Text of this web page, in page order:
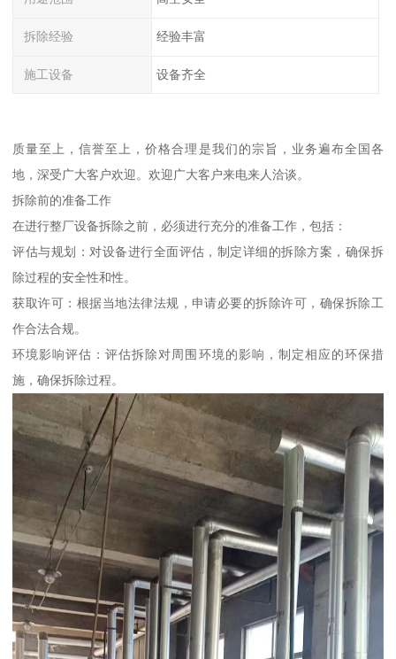
拆除经验 经验丰富
施工设备 设备齐全
质量至上，信誉至上，价格合理是我们的宗旨，业务遍布全国各
地，深受广大客户欢迎。欢迎广大客户来电来人洽谈。
拆除前的准备工作
在进行整厂设备拆除之前，必须进行充分的准备工作，包括：
评估与规划：对设备进行全面评估，制定详细的拆除方案，确保拆
除过程的安全性和性。
获取许可：根据当地法律法规，申请必要的拆除许可，确保拆除工
作合法合规。
环境影响评估：评估拆除对周围环境的影响，制定相应的环保措
施，确保拆除过程。